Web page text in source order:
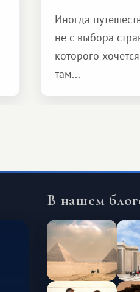
Иногда
не с выбора
которого
там...
В нашем